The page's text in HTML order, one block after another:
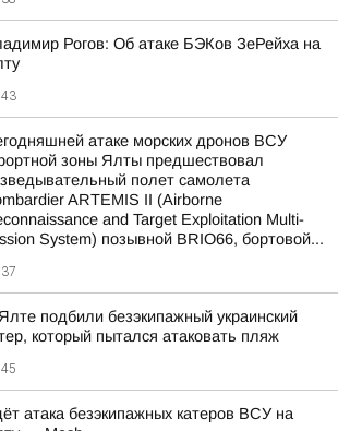
Рогов: Об атаке БЭКов ЗеРейха на
атаке морских дронов ВСУ
зоны Ялты предшествовал
полет самолета
ARTEMIS II (Airborne
and Target Exploitation Multi-
System) позывной BRIO66, бортовой...
подбили безэкипажный украинский
который пытался атаковать пляж
атака безэкипажных катеров ВСУ на